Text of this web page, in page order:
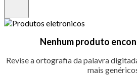
Nenhum produto
Revise a ortografia da palavra
mais